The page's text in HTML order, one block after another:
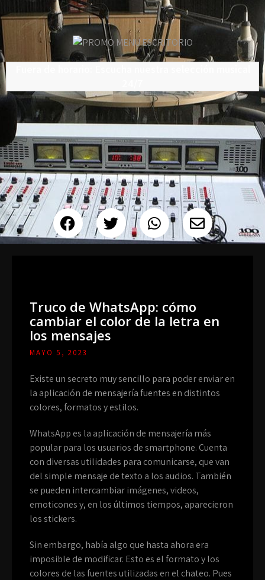
Truco de WhatsApp: cómo
cambiar el color de la letra en
los mensajes
MAYO 5, 2023
Existe un secreto muy sencillo para poder enviar en
la aplicación de mensajería fuentes en distintos
colores, formatos y estilos.
WhatsApp es la aplicación de mensajería más
popular para los usuarios de smartphone. Cuenta
con diversas utilidades para comunicarse, que van
del simple mensaje de texto a los audios. También
se pueden intercambiar imágenes, videos,
emoticones y, en los últimos tiempos, aparecieron
los stickers.
Sin embargo, había algo que hasta ahora era
imposible de modificar. Esto es el formato y los
colores de las fuentes utilizadas en el chateo. Pues